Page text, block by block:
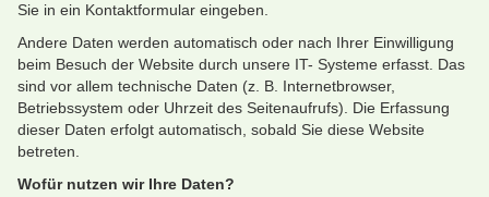
Sie in ein Kontaktformular eingeben.
Andere Daten werden automatisch oder nach Ihrer Einwilligung
beim Besuch der Website durch unsere IT- Systeme erfasst. Das
sind vor allem technische Daten (z. B. Internetbrowser,
Betriebssystem oder Uhrzeit des Seitenaufrufs). Die Erfassung
dieser Daten erfolgt automatisch, sobald Sie diese Website
betreten.
Wofür nutzen wir Ihre Daten?